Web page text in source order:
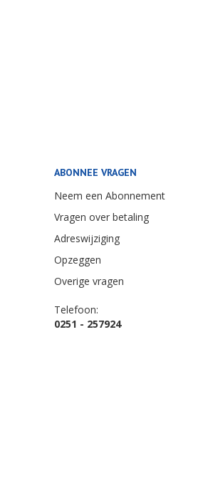
ABONNEE VRAGEN
Neem een Abonnement
Vragen over betaling
Adreswijziging
Opzeggen
Overige vragen
Telefoon:
0251 - 257924